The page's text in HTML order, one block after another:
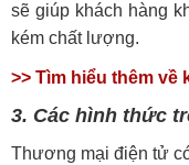
sẽ giúp khách hàng
kém chất lượng.
>> Tìm hiểu thêm về
3. Các hình thức
Thương mại điện tử